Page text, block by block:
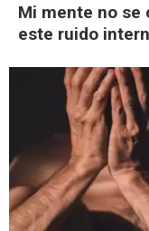
Mi mente no se
este ruido